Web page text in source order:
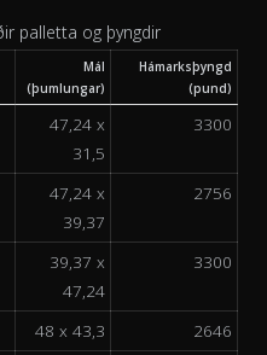
palletta og þyngdir
Mál
(þumlungar)
Hámarksþyngd
(pund)
47,24 x
31,5
3300
47,24 x
39,37
2756
39,37 x
47,24
3300
48 x 43,3
2646